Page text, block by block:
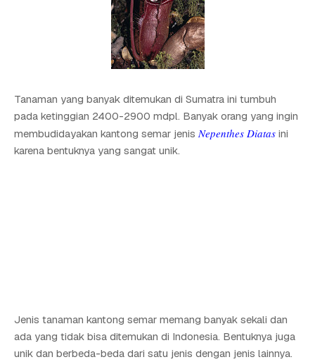
Tanaman yang banyak ditemukan di Sumatra ini tumbuh
pada ketinggian 2400-2900 mdpl. Banyak orang yang ingin
membudidayakan kantong semar jenis Nepenthes Diatas ini
karena bentuknya yang sangat unik.
Jenis tanaman kantong semar memang banyak sekali dan
ada yang tidak bisa ditemukan di Indonesia. Bentuknya juga
unik dan berbeda-beda dari satu jenis dengan jenis lainnya.